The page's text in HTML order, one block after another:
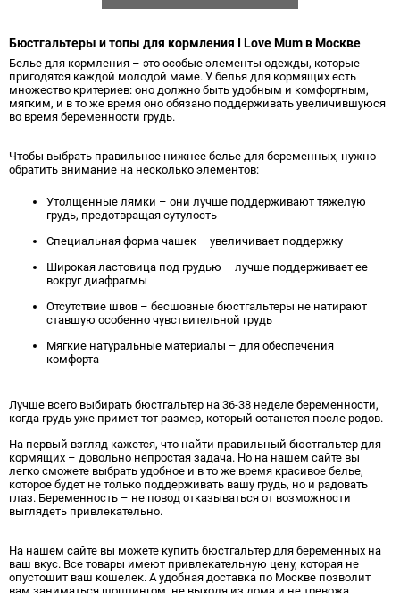
Бюстгальтеры и топы для кормления I Love Mum в Москве
Белье для кормления – это особые элементы одежды, которые
пригодятся каждой молодой маме. У белья для кормящих есть
множество критериев: оно должно быть удобным и комфортным,
мягким, и в то же время оно обязано поддерживать увеличившуюся
во время беременности грудь.
Чтобы выбрать правильное нижнее белье для беременных, нужно
обратить внимание на несколько элементов:
Утолщенные лямки – они лучше поддерживают тяжелую
грудь, предотвращая сутулость
Специальная форма чашек – увеличивает поддержку
Широкая ластовица под грудью – лучше поддерживает ее
вокруг диафрагмы
Отсутствие швов – бесшовные бюстгальтеры не натирают
ставшую особенно чувствительной грудь
Мягкие натуральные материалы – для обеспечения
комфорта
Лучше всего выбирать бюстгальтер на 36-38 неделе беременности,
когда грудь уже примет тот размер, который останется после родов.
На первый взгляд кажется, что найти правильный бюстгальтер для
кормящих – довольно непростая задача. Но на нашем сайте вы
легко сможете выбрать удобное и в то же время красивое белье,
которое будет не только поддерживать вашу грудь, но и радовать
глаз. Беременность – не повод отказываться от возможности
выглядеть привлекательно.
На нашем сайте вы можете купить бюстгальтер для беременных на
ваш вкус. Все товары имеют привлекательную цену, которая не
опустошит ваш кошелек. А удобная доставка по Москве позволит